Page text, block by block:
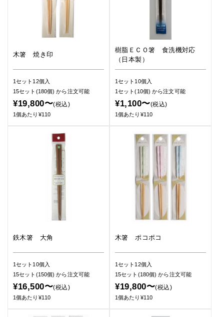
木箸 焼き印
1セット12個入
15セット(180個)から注文可能
¥19,800〜(税込)
1個あたり¥110
樹脂ＥＣＯ箸 食洗機対応
（日本製）
1セット10個入
1セット(10個)から注文可能
¥1,100〜(税込)
1個あたり¥110
鉄木箸 大角
1セット10個入
15セット(150個)から注文可能
¥16,500〜(税込)
1個あたり¥110
木箸 ポコポコ
1セット12個入
15セット(180個)から注文可能
¥19,800〜(税込)
1個あたり¥110